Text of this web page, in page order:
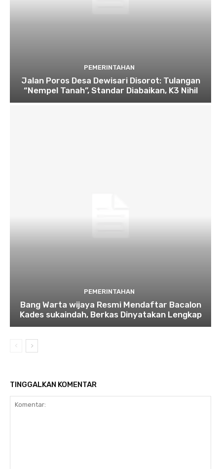
PEMERINTAHAN
Jalan Poros Desa Dewisari Disorot: Tulangan
“Nempel Tanah”, Standar Diabaikan, K3 Nihil
PEMERINTAHAN
Bang Warta wijaya Resmi Mendaftar Bacalon
Kades sukaindah, Berkas Dinyatakan Lengkap
TINGGALKAN KOMENTAR